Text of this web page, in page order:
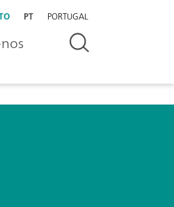
PT PORTUGAL